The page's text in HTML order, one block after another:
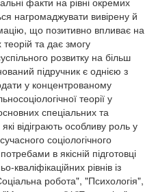
нагромаджувати вивірену й
що позитивно впливає на
теорій та дає змогу
розвитку на більш
підручник є однією з
у концентрованому
теорії у
спеціальних та
відіграють особливу роль у
соціологічного
в якісній підготовці
кваліфікаційних рівнів із
робота", "Психологія",